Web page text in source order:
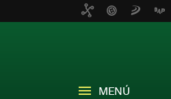
MENÚ